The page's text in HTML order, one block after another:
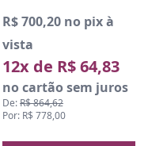
R$ 700,20 no pix à
vista
12x de R$ 64,83
no cartão sem juros
De:R$ 864,62
Por: R$ 778,00